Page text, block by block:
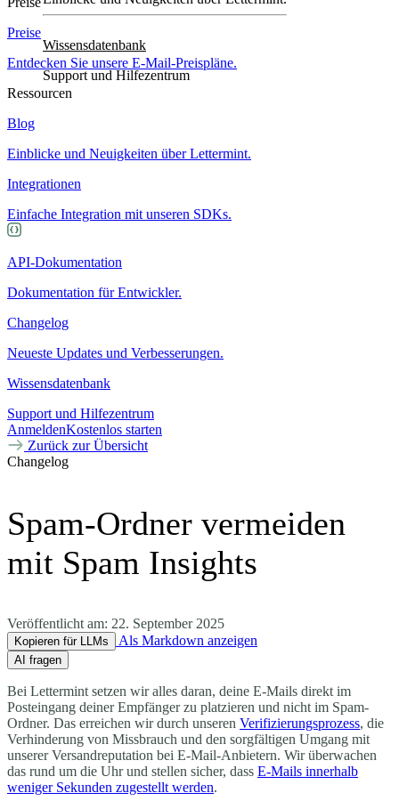
Wissensdatenbank
Support und Hilfezentrum
Preise
Entdecken Sie unsere E-Mail-Preispläne.
Ressourcen
Blog
Einblicke und Neuigkeiten über Lettermint.
Integrationen
Einfache Integration mit unseren SDKs.
API-Dokumentation
Dokumentation für Entwickler.
Changelog
Neueste Updates und Verbesserungen.
Wissensdatenbank
Support und Hilfezentrum
AnmeldenKostenlos starten
Zurück zur Übersicht
Changelog
Spam-Ordner vermeiden
mit Spam Insights
Veröffentlicht am: 22. September 2025
Kopieren für LLMs Als Markdown anzeigen
AI fragen
Bei Lettermint setzen wir alles daran, deine E-Mails direkt im
Posteingang deiner Empfänger zu platzieren und nicht im Spam-
Ordner. Das erreichen wir durch unseren Verifizierungsprozess, die
Verhinderung von Missbrauch und den sorgfältigen Umgang mit
unserer Versandreputation bei E-Mail-Anbietern. Wir überwachen
das rund um die Uhr und stellen sicher, dass E-Mails innerhalb
weniger Sekunden zugestellt werden.